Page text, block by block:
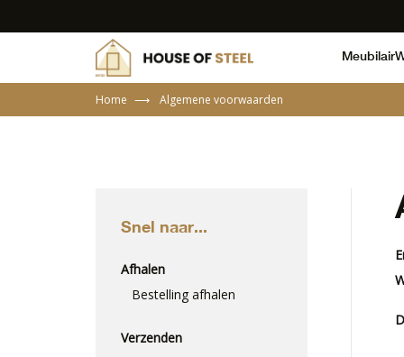
Meubilair
Home ⟶ Algemene voorwaarden
Snel naar...
Afhalen
Bestelling afhalen
Verzenden